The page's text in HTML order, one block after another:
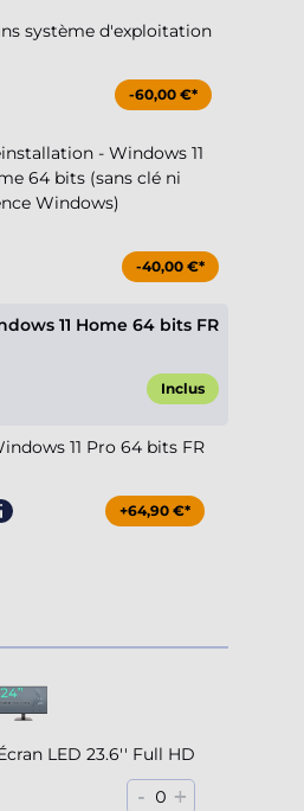
système d'exploitation
-60,00 €*
- Windows 11
64 bits (sans clé ni
Windows)
-40,00 €*
11 Home 64 bits FR
Inclus
11 Pro 64 bits FR
+64,90 €*
LED 23.6'' Full HD
- 0 +